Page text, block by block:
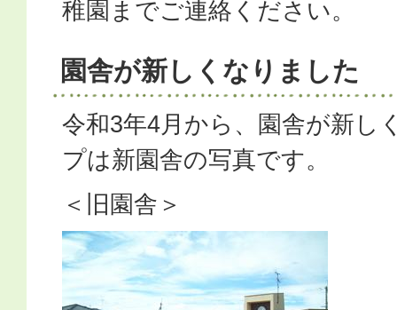
稚園までご連絡ください。
園舎が新しくなりました
令和3年4月から、園舎が新し
プは新園舎の写真です。
＜旧園舎＞